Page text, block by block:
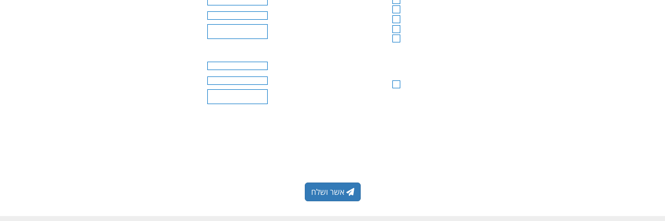
אפשרות 1
אפשרות 1
אפשרות 1
אפשרות 1
אפשרות 1
אשר ושלח ×©×ž×•×¨ ×•×”×ž×©×š